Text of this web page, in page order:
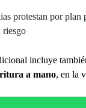
protestan por plan
riesgo
incluye
a mano, en la